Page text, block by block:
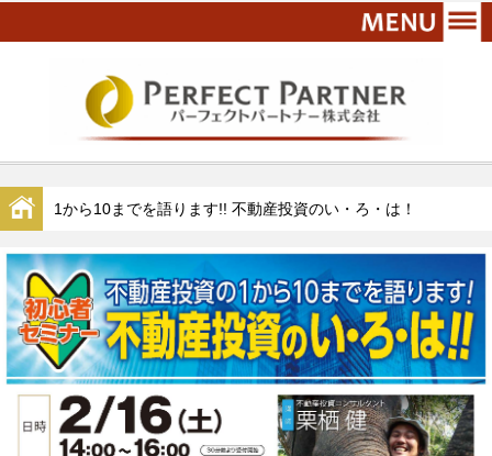
1から10までを語ります!! 不動産投資のい・ろ・は！